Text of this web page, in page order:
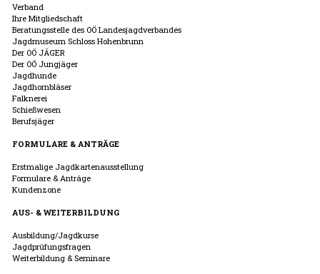
Verband
Ihre Mitgliedschaft
Beratungsstelle des OÖ Landesjagdverbandes
Jagdmuseum Schloss Hohenbrunn
Der OÖ JÄGER
Der OÖ Jungjäger
Jagdhunde
Jagdhornbläser
Falknerei
Schießwesen
Berufsjäger
FORMULARE & ANTRÄGE
Erstmalige Jagdkartenausstellung
Formulare & Anträge
Kundenzone
AUS- & WEITERBILDUNG
Ausbildung/Jagdkurse
Jagdprüfungsfragen
Weiterbildung & Seminare